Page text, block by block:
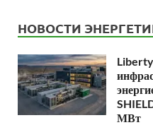
НОВОСТИ
МВт